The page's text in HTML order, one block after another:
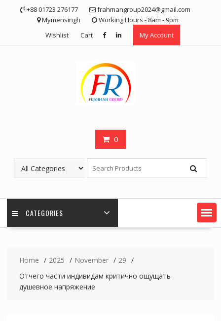
+88 01723 276177
frahmangroup2024@gmail.com
Mymensingh
Working Hours - 8am - 9pm
Wishlist
Cart My Account
0
CATEGORIES
Home 2025 November
29
Отчего части индивидам критично ощущать
душевное напряжение